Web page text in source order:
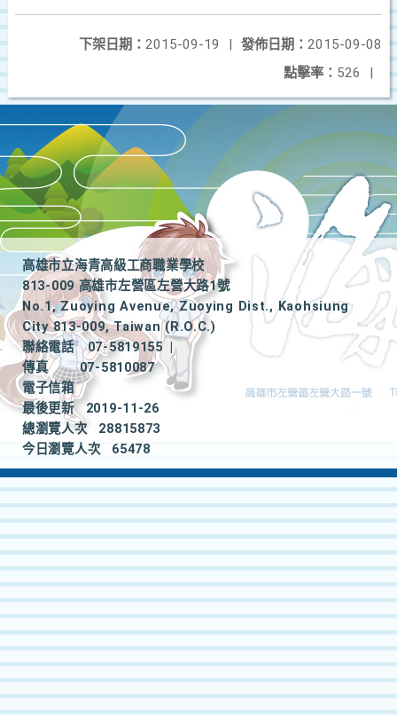
發佈日期： 2015-09-08
下架日期： 2015-09-19
|
點擊率： 526 |
高雄市立海青高級工商職業學校
813-009 高雄市左營區左營大路1號
No.1, Zuoying Avenue, Zuoying Dist., Kaohsiung
City 813-009, Taiwan (R.O.C.)
聯絡電話
07-5819155
|
傳真
07-5810087
電子信箱
最後更新
2019-11-26
總瀏覽人次
28815873
今日瀏覽人次
65478